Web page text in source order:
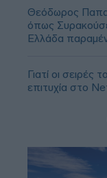
Θεόδωρος
όπως
Ελλάδα
Γιατί οι
επιτυχία στο